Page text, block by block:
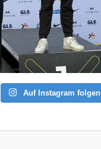
Auf Instagram folgen